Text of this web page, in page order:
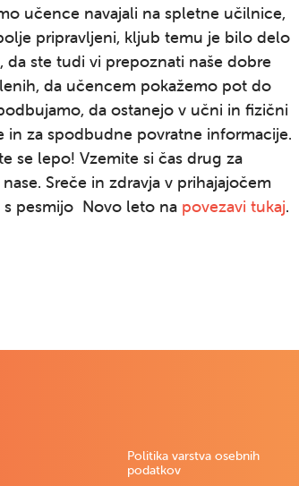
učence navajali na spletne učilnice,
pripravljeni, kljub temu je bilo delo
da ste tudi vi prepoznati naše dobre
da učencem pokažemo pot do
da ostanejo v učni in fizični
in za spodbudne povratne informacije.
se lepo! Vzemite si čas drug za
Sreče in zdravja v prihajajočem
s pesmijo Novo leto na povezavi tukaj.
Politika varstva osebnih
podatkov